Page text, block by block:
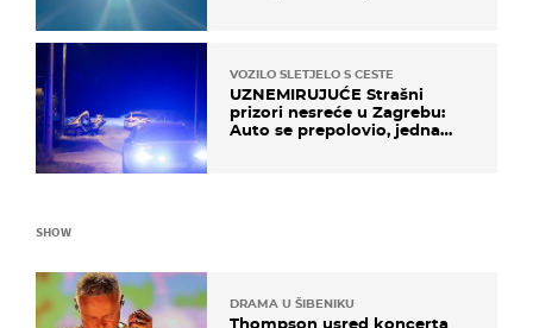
VOZILO SLETJELO S CESTE
UZNEMIRUJUĆE Strašni
prizori nesreće u Zagrebu:
Auto se prepolovio, jedna
SHOW
DRAMA U ŠIBENIKU
Thompson usred koncerta